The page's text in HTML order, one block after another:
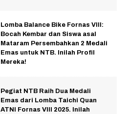
Lomba Balance Bike Fornas VIII:
Bocah Kembar dan Siswa asal
Mataram Persembahkan 2 Medali
Emas untuk NTB. Inilah Profil
Mereka!
Pegiat NTB Raih Dua Medali
Emas dari Lomba Taichi Quan
ATNI Fornas VIII 2025. Inilah